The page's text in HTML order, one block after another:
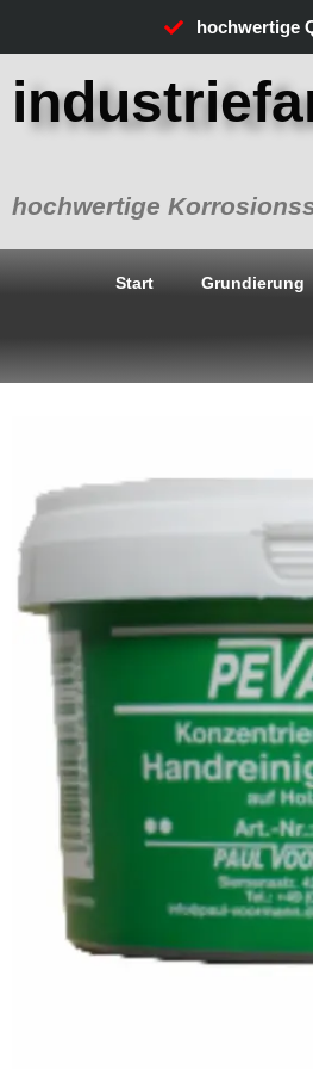
springen
hochwertige
hochwertige
Start Grundierung